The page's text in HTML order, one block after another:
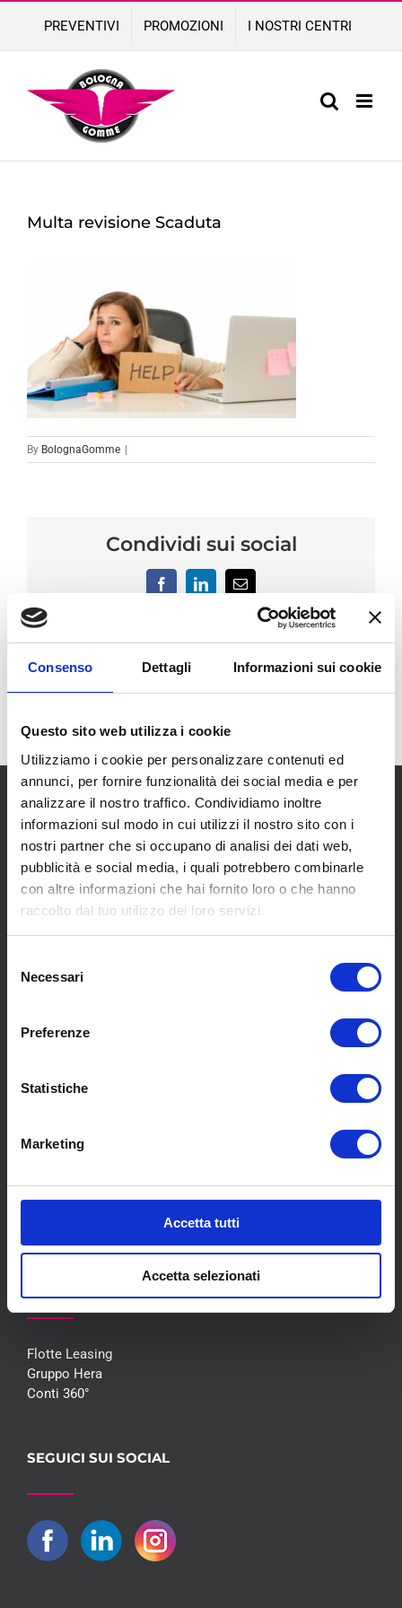
Consenso Dettagli Informazioni sui cookie
Questo sito web utilizza i cookie
Utilizziamo i cookie per personalizzare contenuti ed
annunci, per fornire funzionalità dei social media e per
analizzare il nostro traffico. Condividiamo inoltre
informazioni sul modo in cui utilizzi il nostro sito con i
nostri partner che si occupano di analisi dei dati web,
pubblicità e social media, i quali potrebbero combinarle
con altre informazioni che hai fornito loro o che hanno
raccolto dal tuo utilizzo dei loro servizi.
delNecessari
Preferenze
Statistiche
Marketing
Accetta tutti
Accetta selezionati
content
PREVENTIVI PROMOZIONI I NOSTRI CENTRI
Multa revisione Scaduta
By BolognaGomme
Condividi sui social
FacebookLinkedInEmail
SCOPRI I NOSTRI CENTRI
Chi siamo
Meccanica
Blog
COLLABORAZIONI
Flotte Leasing
Gruppo Hera
Conti 360°
SEGUICI SUI SOCIAL